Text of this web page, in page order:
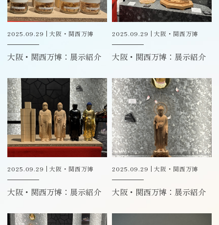
2025.09.29 大阪・関西万博
大阪・関西万博：展示紹介
2025.09.29 大阪・関西万博
大阪・関西万博：展示紹介
2025.09.29 大阪・関西万博
大阪・関西万博：展示紹介
2025.09.29 大阪・関西万博
大阪・関西万博：展示紹介